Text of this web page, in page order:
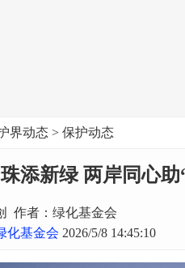
界动态 > 保护动态
添新绿 两岸同心
作者：绿化基金会
化基金会 2026/5/8 14:45:10